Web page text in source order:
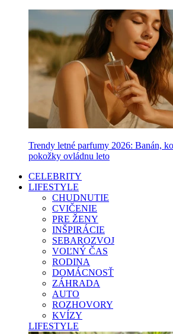
Trendy letné parfumy 2026: Banán,
pokožky ovládnu leto
CELEBRITY
LIFESTYLE
CHUDNUTIE
CVIČENIE
PRE ŽENY
INŠPIRÁCIE
SEBAROZVOJ
VOĽNÝ ČAS
RODINA
DOMÁCNOSŤ
ZÁHRADA
AUTO
ROZHOVORY
KVÍZY
LIFESTYLE